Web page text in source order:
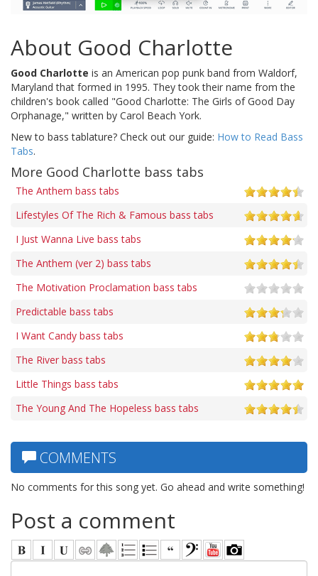
About Good Charlotte
Good Charlotte is an American pop punk band from Waldorf,
Maryland that formed in 1995. They took their name from the
children's book called "Good Charlotte: The Girls of Good Day
Orphanage," written by Carol Beach York.
New to bass tablature? Check out our guide: How to Read Bass
Tabs.
More Good Charlotte bass tabs
The Anthem bass tabs
Lifestyles Of The Rich & Famous bass tabs
I Just Wanna Live bass tabs
The Anthem (ver 2) bass tabs
The Motivation Proclamation bass tabs
Predictable bass tabs
I Want Candy bass tabs
The River bass tabs
Little Things bass tabs
The Young And The Hopeless bass tabs
COMMENTS
No comments for this song yet. Go ahead and write something!
Post a comment